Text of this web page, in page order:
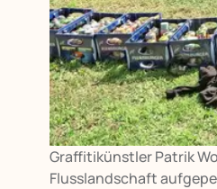
Graffitikünstler Patrik
Flusslandschaft